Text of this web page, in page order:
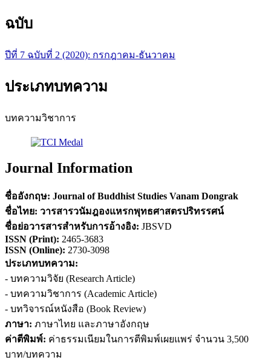
ฉบับ
ปีที่ 7 ฉบับที่ 2 (2020): กรกฎาคม-ธันวาคม
ประเภทบทความ
บทความวิชาการ
Journal Information
ชื่ออังกฤษ: Journal of Buddhist Studies Vanam Dongrak
ชื่อไทย: วารสารวนัมฎองแหรกพุทธศาสตรปริทรรศน์
ชื่อย่อวารสารสำหรับการอ้างอิง: JBSVD
ISSN (Print): 2465-3683
ISSN (Online): 2730-3098
ประเภทบทความ:
- บทความวิจัย (Research Article)
- บทความวิชาการ (Academic Article)
- บทวิจารณ์หนังสือ (Book Review)
ภาษา: ภาษาไทย และภาษาอังกฤษ
ค่าตีพิมพ์: ค่าธรรมเนียมในการตีพิมพ์เผยแพร่ จำนวน 3,500
บาท/บทความ